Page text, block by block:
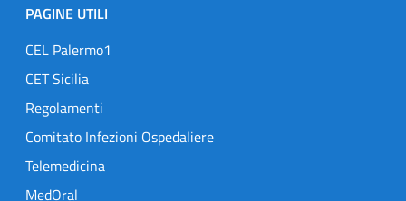
PAGINE UTILI
CEL Palermo1
CET Sicilia
Regolamenti
Comitato Infezioni Ospedaliere
Telemedicina
MedOral